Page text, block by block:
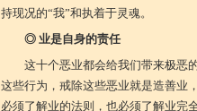
持现况的“我”和执着于灵魂。
◎ 业是自身的责任
这十个恶业都会给我们带来极恶
这些行为，戒除这些恶业就是造善业
必须了解业的法则，也必须了解业完